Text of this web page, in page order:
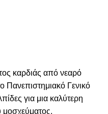
καρδιάς από νεαρό
Πανεπιστημιακό Γενικό
για μια καλύτερη
μοσχεύματος.